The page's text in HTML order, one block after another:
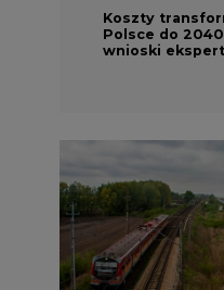
Koszty
Polsce do
wnioski